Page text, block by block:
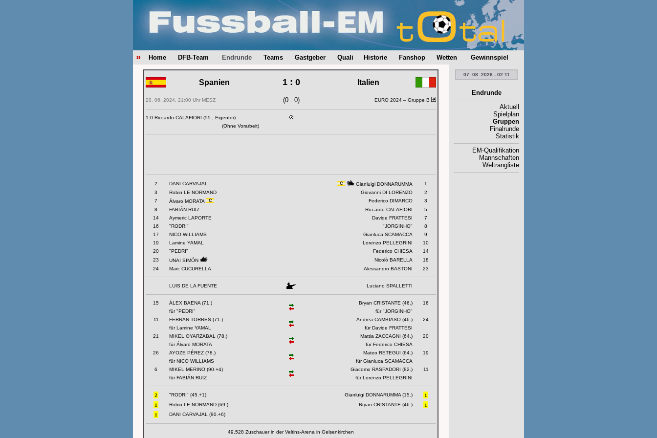
» Home DFB-Team Endrunde Teams Gastgeber Quali Historie Fanshop Wetten Gewinnspiel
Spanien 1 : 0 Italien
20. 06. 2024, 21:00 Uhr MESZ (0 : 0) EURO 2024 – Gruppe B
1:0 Riccardo CALAFIORI (55., Eigentor)
(Ohne Vorarbeit)
2 DANI CARVAJAL Gianluigi DONNARUMMA
1
3
Robin LE NORMAND Giovanni DI LORENZO
2
7
Álvaro MORATA Federico DIMARCO
3
8
FABIÁN RUIZ Riccardo CALAFIORI
5
14
Aymeric LAPORTE Davide FRATTESI
7
16
"RODRI" "JORGINHO"
8
17
NICO WILLIAMS Gianluca SCAMACCA
9
19
Lamine YAMAL Lorenzo PELLEGRINI
10
20
"PEDRI" Federico CHIESA
14
23
UNAI SIMÓN Nicolò BARELLA
18
24
Marc CUCURELLA Alessandro BASTONI 23
LUIS DE LA FUENTE Luciano SPALLETTI
15 ÁLEX BAENA (71.) Bryan CRISTANTE (46.)
16
für "PEDRI"
für "JORGINHO"
11
FERRAN TORRES (71.) Andrea CAMBIASO (46.)
24
für Lamine YAMAL
für Davide FRATTESI
21
MIKEL OYARZABAL (78.) Mattia ZACCAGNI (64.)
20
für Álvaro MORATA
für Federico CHIESA
26
AYOZE PÉREZ (78.) Mateo RETEGUI (64.)
19
für NICO WILLIAMS
für Gianluca SCAMACCA
6
MIKEL MERINO (90.+4) Giacomo RASPADORI (82.)
11
für FABIÁN RUIZ
für Lorenzo PELLEGRINI
"RODRI" (45.+1)
Gianluigi DONNARUMMA (15.)
Robin LE NORMAND (69.)
Bryan CRISTANTE (46.)
DANI CARVAJAL (90.+6)
49.528 Zuschauer in der Veltins-Arena in Gelsenkirchen
07. 08. 2026 - 02:11
Endrunde
Aktuell
Spielplan
Gruppen
Finalrunde
Statistik
EM-Qualifikation
Mannschaften
Weltrangliste